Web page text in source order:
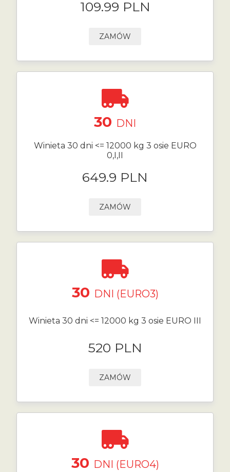
109.99 PLN
ZAMÓW
30 DNI
Winieta 30 dni <= 12000 kg 3 osie EURO
0,I,II
649.9 PLN
ZAMÓW
30 DNI (EURO3)
Winieta 30 dni <= 12000 kg 3 osie EURO III
520 PLN
ZAMÓW
30 DNI (EURO4)